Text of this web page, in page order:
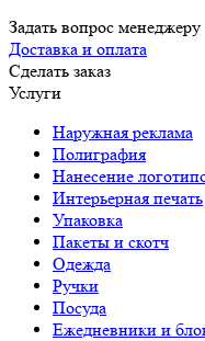
Задать вопрос менеджеру
Доставка и оплата
Сделать заказ
Услуги
Наружная реклама
Полиграфия
Нанесение
Интерьерная печать
Упаковка
Пакеты и скотч
Одежда
Ручки
Посуда
Ежедневники и